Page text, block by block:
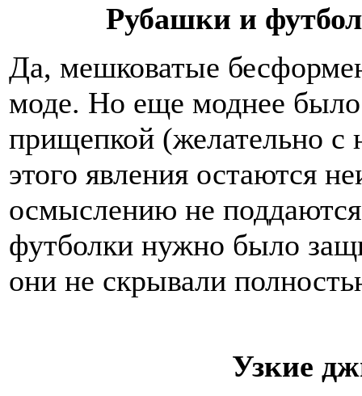
Рубашки и
Да, мешковатые
моде. Но еще моднее
прищепкой (желательно
этого явления остаются
осмыслению не
футболки нужно было
они не скрывали
Узкие